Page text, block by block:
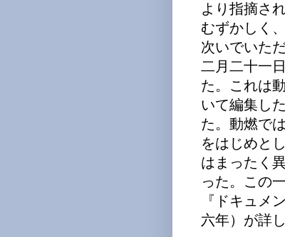
より指摘さ
むずかしく
次いでいた
二月二十一
た。これは
いて編集し
た。動燃で
をはじめと
はまったく
った。この
『ドキュメ
六年）が詳し